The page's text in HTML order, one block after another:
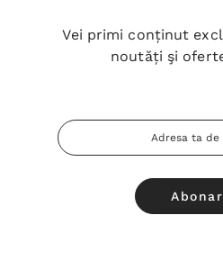
Vei primi conținut
noutăți şi
Adresa
Email